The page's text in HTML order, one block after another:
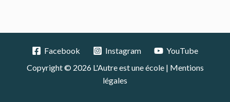
Facebook Instagram
YouTube
Copyright © 2026 L'Autre est une école | Mentions
légales